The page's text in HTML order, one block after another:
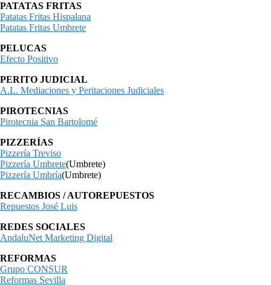
PATATAS FRITAS
Patatas Fritas Hispalana
Patatas Fritas Umbrete
PELUCAS
Efecto Positivo
PERITO JUDICIAL
A.L. Mediaciones y Peritaciones Judiciales
PIROTECNIAS
Pirotecnia San Bartolomé
PIZZERÍAS
Pizzería Treviso
Pizzería Umbrete(Umbrete)
Pizzería Umbría(Umbrete)
RECAMBIOS / AUTOREPUESTOS
Repuestos José Luis
REDES SOCIALES
AndaluNet Marketing Digital
REFORMAS
Grupo CONSUR
Reformas Sevilla